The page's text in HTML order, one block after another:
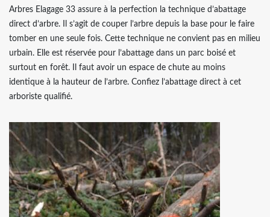
Arbres Elagage 33 assure à la perfection la technique d’abattage
direct d’arbre. Il s’agit de couper l’arbre depuis la base pour le faire
tomber en une seule fois. Cette technique ne convient pas en milieu
urbain. Elle est réservée pour l’abattage dans un parc boisé et
surtout en forêt. Il faut avoir un espace de chute au moins
identique à la hauteur de l’arbre. Confiez l’abattage direct à cet
arboriste qualifié.